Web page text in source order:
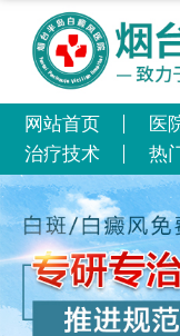
网站首页 医
治疗技术
热